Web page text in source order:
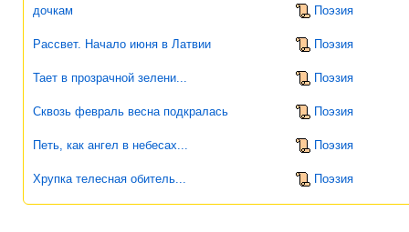
дочкам Поэзия
Рассвет. Начало июня в Латвии Поэзия
Тает в прозрачной зелени... Поэзия
Сквозь февраль весна подкралась Поэзия
Петь, как ангел в небесах... Поэзия
Хрупка телесная обитель... Поэзия